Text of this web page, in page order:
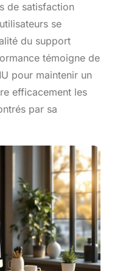
de satisfaction
se
du support
témoigne de
pour maintenir un
efficacement les
par sa